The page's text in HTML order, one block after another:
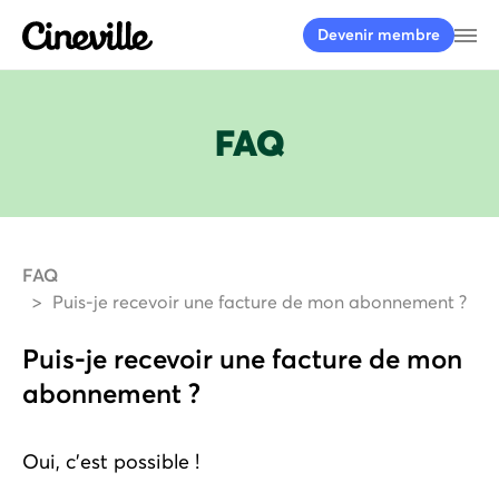
Cineville Logo
Devenir membre
FAQ
FAQ
Puis-je recevoir une facture de mon abonnement ?
Puis-je recevoir une facture de mon
abonnement ?
Oui, c'est possible !